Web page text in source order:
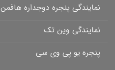
نمایندگی پنجره دوجداره هافمن
نمایندگی وین تک
پنجره یو پی وی سی